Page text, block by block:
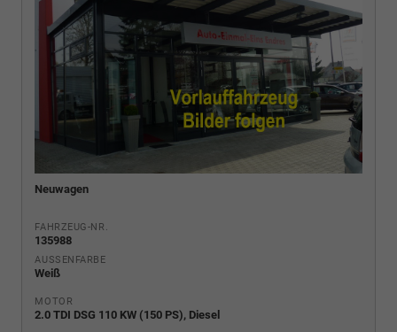
Neuwagen
FAHRZEUG-NR.
135988
AUSSENFARBE
Weiß
MOTOR
2.0 TDI DSG 110 KW (150 PS), Diesel